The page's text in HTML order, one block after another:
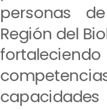
personas
Región del
fortaleciendo